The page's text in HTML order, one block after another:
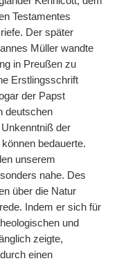
Testamentes
Der später
Müller wandte
in Preußen zu
Erstlingsschrift
der Papst
deutschen
der
bedauerte.
unserem
nahe. Des
über die Natur
Indem er sich für
und
zeigte,
einen